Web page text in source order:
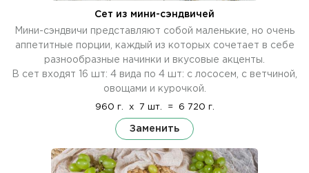
Сет из мини-сэндвичей
Мини-сэндвичи представляют собой маленькие, но очень
аппетитные порции, каждый из которых сочетает в себе
разнообразные начинки и вкусовые акценты.
В сет входят 16 шт: 4 вида по 4 шт: с лососем, с ветчиной,
овощами и курочкой.
960 г. x 7 шт. = 6 720 г.
Заменить